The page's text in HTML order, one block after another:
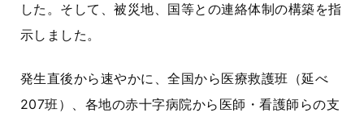
した。そして、被災地、国等との連絡体制の構築を指
示しました。
発生直後から速やかに、全国から医療救護班（延べ
207班）、各地の赤十字病院から医師・看護師らの支